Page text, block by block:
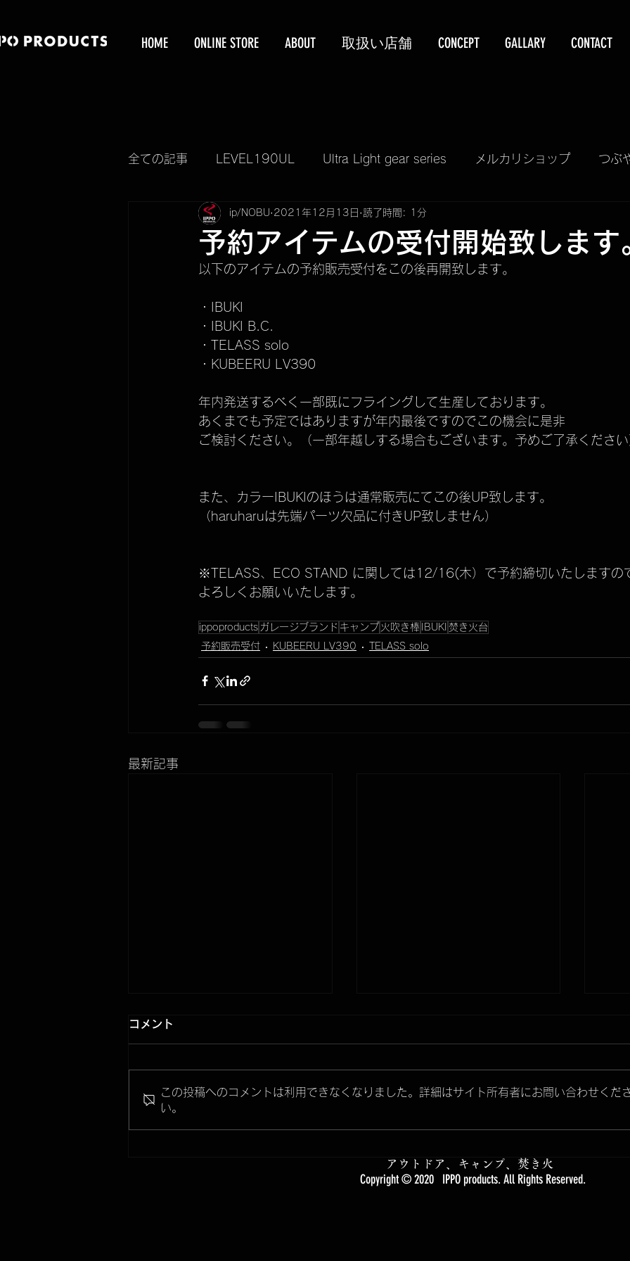
HOME ONLINE STORE ABOUT 取扱い店舗 CONCEPT GALLARY CONTACT
全ての記事 LEVEL190UL Ultra Light gear series メルカリショップ つぶ
新製品情報 KUBEERU KUBEERU LV390
KUBEERU BOX IBUKI 再入荷情報 予約販売受付
ECO STAND 2WAY plus
KUBEERU LV290plus
予約アイテムの受付開始致します
ip/NOBU 2021年12月13日 読了時間: 1分
以下のアイテムの予約販売受付をこの後再開致します。
・IBUKI
・IBUKI B.C.
・TELASS solo
・KUBEERU LV390
年内発送するべく一部既にフライングして生産しております。
あくまでも予定ではありますが年内最後ですのでこの機会に是非
ご検討ください。（一部年越しする場合もございます。予めご了承ください
また、カラーIBUKIのほうは通常販売にてこの後UP致します。
（haruharuは先端パーツ欠品に付きUP致しません）
※TELASS、ECO STAND に関しては12/16(木）で予約締切いたしますの
よろしくお願いいたします。
ippoproducts ガレージブランド キャンプ 火吹き棒 IBUKI 焚き火台
予約販売受付
KUBEERU LV390 TELASS solo
最新記事
品ページUP致しました。
Light gear seriesの商品ページを
い。 ・IBUKI B.C. -Ultra Light-
IPPO no HANGER -Ultra...
コメント
この投稿へのコメントは利用できなくなりました。詳細はサイト所有者にお問い合わせくだ
い。
アウトドア、キャンプ、焚き火
Copyright © 2020 IPPO products. All Rights Reserved.